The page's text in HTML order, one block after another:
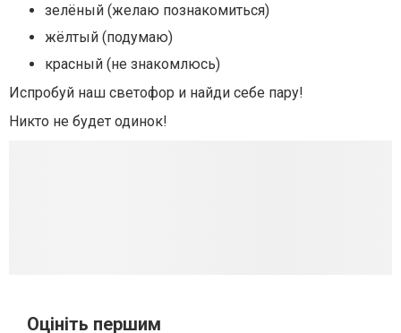
зелёный (желаю познакомиться)
жёлтый (подумаю)
красный (не знакомлюсь)
Испробуй наш светофор и найди себе пару!
Никто не будет одинок!
Оцініть першим